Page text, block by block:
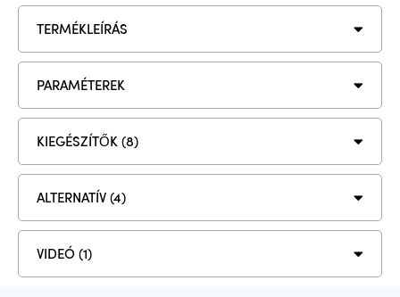
TERMÉKLEÍRÁS
PARAMÉTEREK
KIEGÉSZÍTŐK (8)
ALTERNATÍV (4)
VIDEÓ (1)